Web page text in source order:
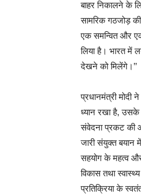
बाहर निकालने के
सामरिक गठजोड़
एक समन्वित और
लिया है। भारत में
देखने को मिलेंगे।’’
प्रधानमंत्री मोदी
ध्यान रखा है, उसके
संवेदना प्रकट की
जारी संयुक्त बयान
सहयोग के महत्व और
विकास तथा
प्रतिक्रिया के